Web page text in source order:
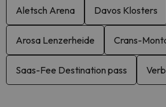
Aletsch Arena Davos Klosters
Arosa Lenzerheide Crans-
Saas-Fee Destination pass